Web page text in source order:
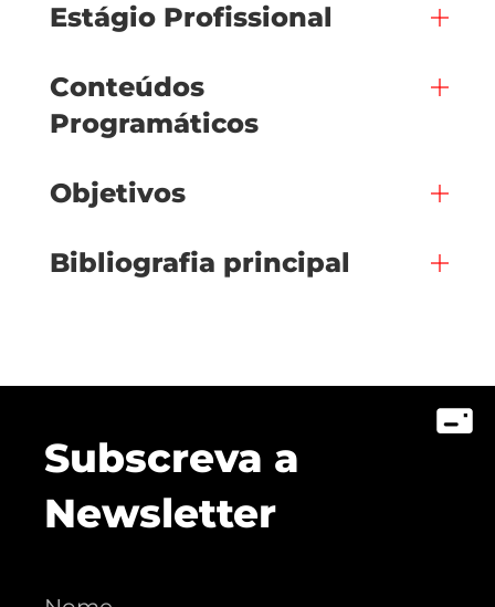
Estágio Profissional
Conteúdos
Programáticos
Objetivos
Bibliografia principal
Subscreva a
Newsletter